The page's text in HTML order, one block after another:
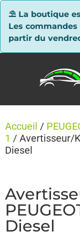
⛱ La boutique
Les
partir du
Accueil /
1 / Avertisseur/
Diesel
Diesel
Panneau de